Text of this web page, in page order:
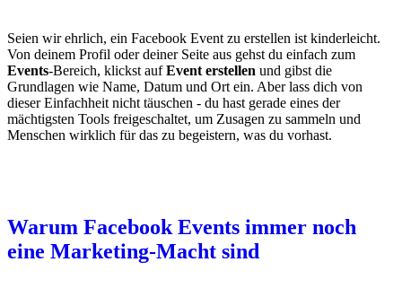
Seien wir ehrlich, ein Facebook Event zu erstellen ist kinderleicht.
Von deinem Profil oder deiner Seite aus gehst du einfach zum
Events-Bereich, klickst aufEvent erstellen und gibst die
Grundlagen wie Name, Datum und Ort ein. Aber lass dich von
dieser Einfachheit nicht täuschen - du hast gerade eines der
mächtigsten Tools freigeschaltet, um Zusagen zu sammeln und
Menschen wirklich für das zu begeistern, was du vorhast.
Warum Facebook Events immer noch
eine Marketing-Macht sind